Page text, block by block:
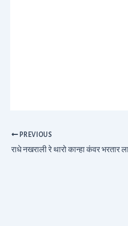
PREVIOUS
राधे नखराली रे थारो कान्हा कंवर भरतार